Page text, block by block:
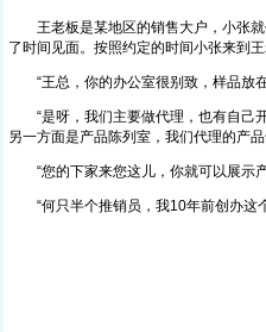
王老板是某地区的销售大户，小张就
了时间见面。按照约定的时间小张来到
“王总，你的办公室很别致，样品放在
“是呀，我们主要做代理，也有自己开
另一方面是产品陈列室，我们代理的产
“您的下家来您这儿，你就可以展示产
“何只半个推销员，我10年前创办这